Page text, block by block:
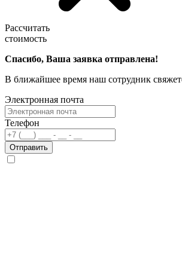
Рассчитать
стоимость
Спасибо, Ваша заявка отправлена!
В ближайшее время наш сотрудник
Электронная почта
Телефон
Отправить